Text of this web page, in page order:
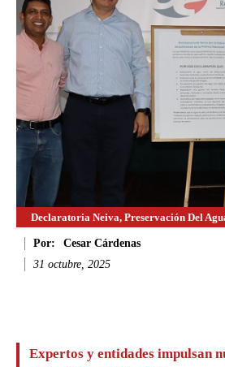
Declaratoria Neiva, Preservación Del
Por:
Cesar Cárdenas
31 octubre, 2025
Expertos y entidades impulsan